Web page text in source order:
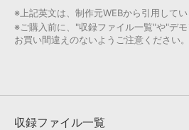
※上記英文は、制作元WEBから引用してい
※ご購入前に、"収録ファイル一覧"や"デモ
お買い間違えのないようご注意ください。
収録ファイル一覧